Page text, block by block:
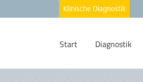
Start Diagnostik